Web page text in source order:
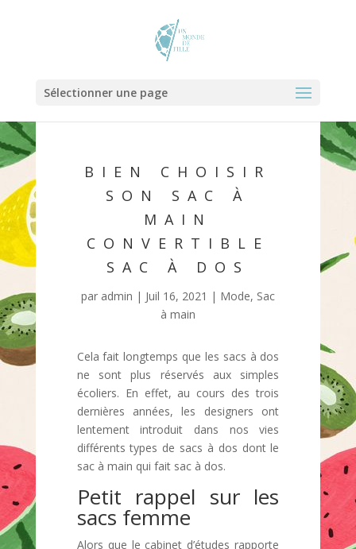
Sélectionner une page
BIEN CHOISIR
SON SAC À
MAIN
CONVERTIBLE
SAC À DOS
par admin | Juil 16, 2021 | Mode, Sac
à main
Cela fait longtemps que les sacs à dos
ne sont plus réservés aux simples
écoliers. En effet, au cours des trois
dernières années, les designers ont
lentement introduit dans nos vies
différents types de sacs à dos dont le
sac à main qui fait sac à dos.
Petit rappel sur les
sacs femme
Alors que le cabinet d’études rapporte